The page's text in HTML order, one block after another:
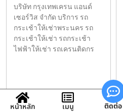
บริษัท กรุงเทพเครน แอนด์
เซอร์วิส จำกัด บริการ รถ
กระเช้าให้เช่าพระนคร รถ
กระเช้าให้เช่า รถกระเช้า
ไฟฟ้าให้เช่า รถเครนติดกร
หน้าหลัก
เมนู ติดต่อ